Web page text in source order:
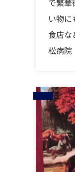
い物
食店な
松病